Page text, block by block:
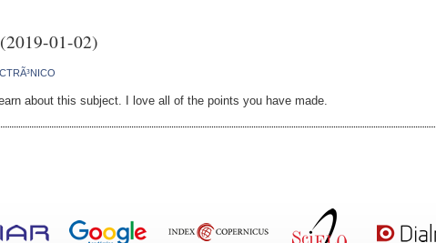
01-02)
about this subject. I love all of the points you have made.